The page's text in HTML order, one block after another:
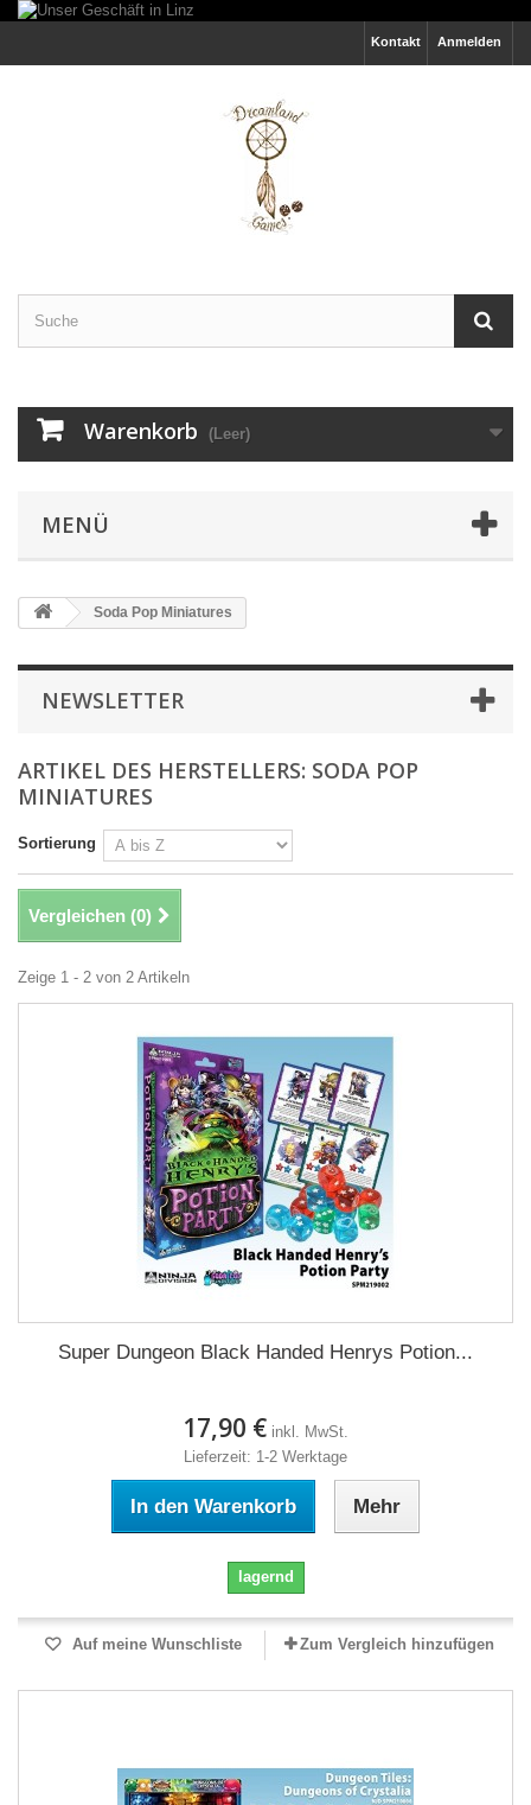
Anmelden
Kontakt
Warenkorb (Leer)
MENÜ
Soda Pop Miniatures
NEWSLETTER
ARTIKEL DES HERSTELLERS: SODA POP
MINIATURES
Sortierung
Vergleichen (0)
Zeige 1 - 2 von 2 Artikeln
Super Dungeon Black Handed Henrys Potion...
17,90 € inkl. MwSt.
Lieferzeit: 1-2 Werktage
In den Warenkorb Mehr
lagernd
Auf meine Wunschliste Zum Vergleich hinzufügen